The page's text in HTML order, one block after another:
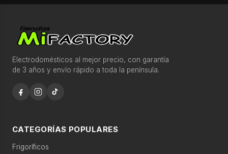
c
a
o
r
Recomendaciones para comprar más rápido
Ofertas destacadas esta semana
y precio competitivo.
Búsquedas populares
lavadora 9kg
Electrodomésticos al mejor precio, con garantía
de 3 años y envío rápido a toda la península.
CATEGORÍAS POPULARES
Frigoríficos